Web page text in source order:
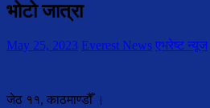
भोटो जात्रा
May 25, 2023 Everest News एभरेष्ट न्यूज
जेठ ११, काठमाण्डौँ ।